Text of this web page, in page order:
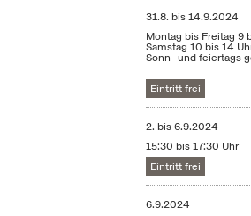
31.8. bis14.9.2024
Montag bis Freitag 9
Samstag 10 bis 14
Sonn- und feiertags
Eintritt frei
2. bis6.9.2024
15:30 bis 17:30 Uhr
Eintritt frei
6.9.2024